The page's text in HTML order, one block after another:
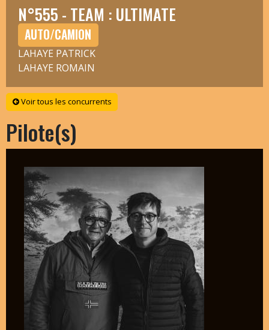
N°555 - TEAM : ULTIMATE
AUTO/CAMION
LAHAYE PATRICK
LAHAYE ROMAIN
Voir tous les concurrents
Pilote(s)